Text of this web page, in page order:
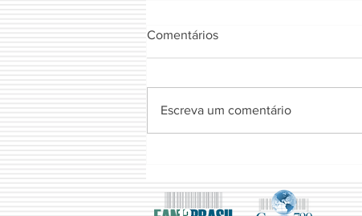
FIOTA NATURAL
Comentários
Escreva um comentário